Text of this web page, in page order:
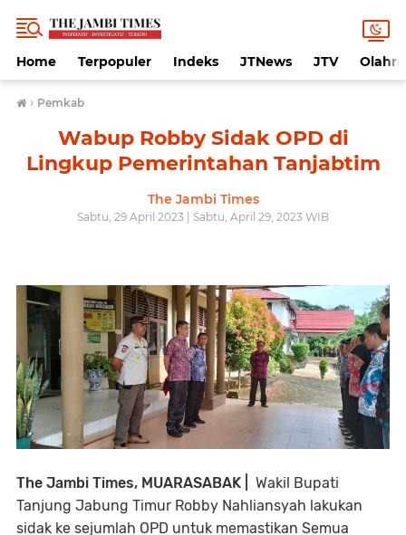
Home Terpopuler Indeks JTNews JTV
› Pemkab
Wabup Robby Sidak OPD di
Lingkup Pemerintahan Tanjabtim
The Jambi Times
Sabtu, 29 April 2023 | Sabtu, April 29, 2023 WIB
The Jambi Times, MUARASABAK |
Wakil Bupati
Tanjung Jabung Timur Robby Nahliansyah lakukan
sidak ke sejumlah OPD untuk memastikan Semua